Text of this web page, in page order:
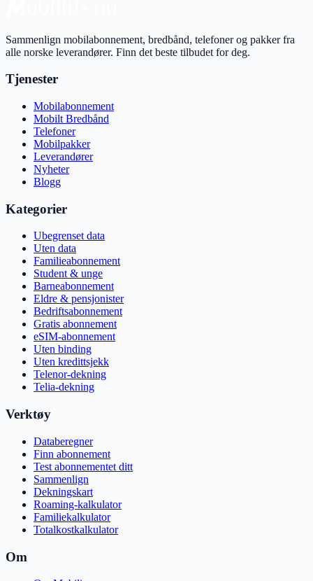
Sammenlign mobilabonnement, bredbånd, telefoner og pakker fra
alle norske leverandører. Finn det beste tilbudet for deg.
Tjenester
Mobilabonnement
Mobilt Bredbånd
Telefoner
Mobilpakker
Leverandører
Nyheter
Blogg
Kategorier
Ubegrenset data
Uten data
Familieabonnement
Student & unge
Barneabonnement
Eldre & pensjonister
Bedriftsabonnement
Gratis abonnement
eSIM-abonnement
Uten binding
Uten kredittsjekk
Telenor-dekning
Telia-dekning
Verktøy
Databeregner
Finn abonnement
Test abonnementet ditt
Sammenlign
Dekningskart
Roaming-kalkulator
Familiekalkulator
Totalkostkalkulator
Om